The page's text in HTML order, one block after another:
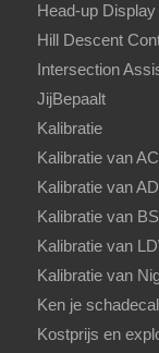
Head-up Display
Hill Descent
Intersection
JijBepaalt
Kalibratie
Kalibratie van
Kalibratie van
Kalibratie van
Kalibratie van
Kalibratie van
Ken je
Kostprijs en